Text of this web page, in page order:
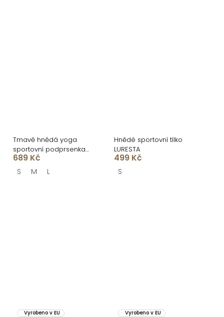
Tmavě hnědá yoga
sportovní podprsenka
KOVOVO
689 Kč
S M L
Hnědé sportovní tílko
LURESTA
499 Kč
S
Vyrobeno v EU Vyrobeno v EU